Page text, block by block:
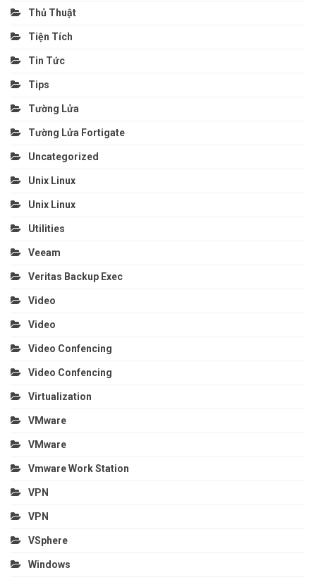
Thủ Thuật
Tiện Tích
Tin Tức
Tips
Tường Lửa
Tường Lửa Fortigate
Uncategorized
Unix Linux
Unix Linux
Utilities
Veeam
Veritas Backup Exec
Video
Video
Video Confencing
Video Confencing
Virtualization
VMware
VMware
Vmware Work Station
VPN
VPN
VSphere
Windows